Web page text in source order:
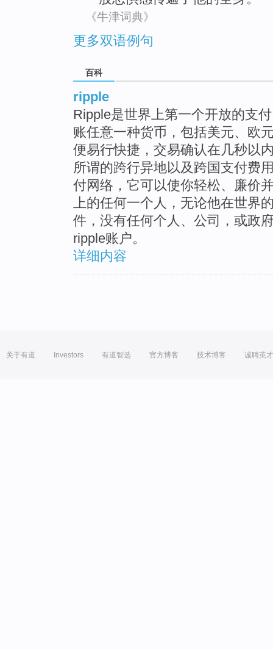
《牛津词典》
更多双语例句
百科
ripple
Ripple是世界上第一个开放的支
账任意一种货币，包括美元、欧
便易行快捷，交易确认在几秒以
所谓的跨行异地以及跨国支付费
付网络，它可以使你轻松、廉价
上的任何一个人，无论他在世界
件，没有任何个人、公司，或政
ripple账户。
详细内容
关于有道 Investors 有道智选 官方博客 技术博客 诚聘英才